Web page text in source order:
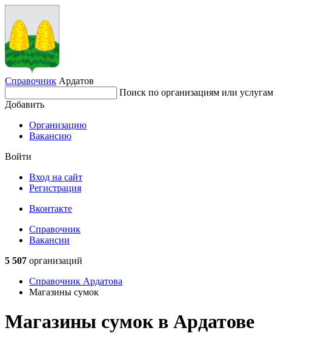
Справочник Ардатов
Поиск по организациям или услугам
Добавить
Организацию
Вакансию
Войти
Вход на сайт
Регистрация
Вконтакте
Справочник
Вакансии
5 507 организаций
Справочник Ардатова
Магазины сумок
Магазины сумок в Ардатове